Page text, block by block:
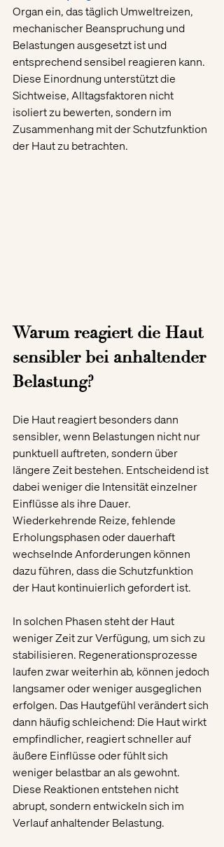
Organ ein, das täglich Umweltreizen,
mechanischer Beanspruchung und
Belastungen ausgesetzt ist und
entsprechend sensibel reagieren kann.
Diese Einordnung unterstützt die
Sichtweise, Alltagsfaktoren nicht
isoliert zu bewerten, sondern im
Zusammenhang mit der Schutzfunktion
der Haut zu betrachten.
Warum reagiert die Haut
sensibler bei anhaltender
Belastung?
Die Haut reagiert besonders dann
sensibler, wenn Belastungen nicht nur
punktuell auftreten, sondern über
längere Zeit bestehen. Entscheidend ist
dabei weniger die Intensität einzelner
Einflüsse als ihre Dauer.
Wiederkehrende Reize, fehlende
Erholungsphasen oder dauerhaft
wechselnde Anforderungen können
dazu führen, dass die Schutzfunktion
der Haut kontinuierlich gefordert ist.
In solchen Phasen steht der Haut
weniger Zeit zur Verfügung, um sich zu
stabilisieren. Regenerationsprozesse
laufen zwar weiterhin ab, können jedoch
langsamer oder weniger ausgeglichen
erfolgen. Das Hautgefühl verändert sich
dann häufig schleichend: Die Haut wirkt
empfindlicher, reagiert schneller auf
äußere Einflüsse oder fühlt sich
weniger belastbar an als gewohnt.
Diese Reaktionen entstehen nicht
abrupt, sondern entwickeln sich im
Verlauf anhaltender Belastung.